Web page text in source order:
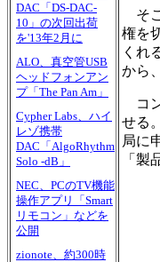
DAC「DS-DAC-
10」の次回出荷
を'13年2月に
ALO、真空管USB
ヘッドフォンアン
プ「The Pan Am」
Cypher Labs、ハイ
レゾ携帯
DAC「AlgoRhythm
Solo -dB」
NEC、PCのTV機能
操作アプリ「Smart
リモコン」などを
公開
zionote、約300時
そ
権を
くれ
から
コ
せる
局に
「製